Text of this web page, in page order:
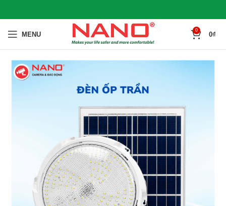
MENU
0
0₫